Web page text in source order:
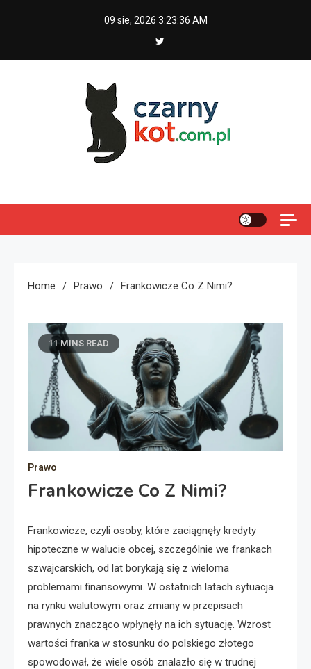
09 sie, 2026 3:23:37 AM
Home Prawo Frankowicze Co Z Nimi?
11 MINS READ
Prawo
Frankowicze Co Z Nimi?
Frankowicze, czyli osoby, które zaciągnęły kredyty
hipoteczne w walucie obcej, szczególnie we frankach
szwajcarskich, od lat borykają się z wieloma
problemami finansowymi. W ostatnich latach sytuacja
na rynku walutowym oraz zmiany w przepisach
prawnych znacząco wpłynęły na ich sytuację. Wzrost
wartości franka w stosunku do polskiego złotego
spowodował, że wiele osób znalazło się w trudnej